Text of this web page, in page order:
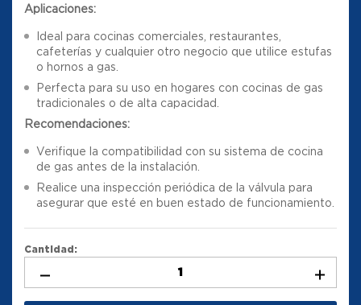
Aplicaciones:
Ideal para cocinas comerciales, restaurantes,
cafeterías y cualquier otro negocio que utilice estufas
o hornos a gas.
Perfecta para su uso en hogares con cocinas de gas
tradicionales o de alta capacidad.
Recomendaciones:
Verifique la compatibilidad con su sistema de cocina
de gas antes de la instalación.
Realice una inspección periódica de la válvula para
asegurar que esté en buen estado de funcionamiento.
Cantidad: